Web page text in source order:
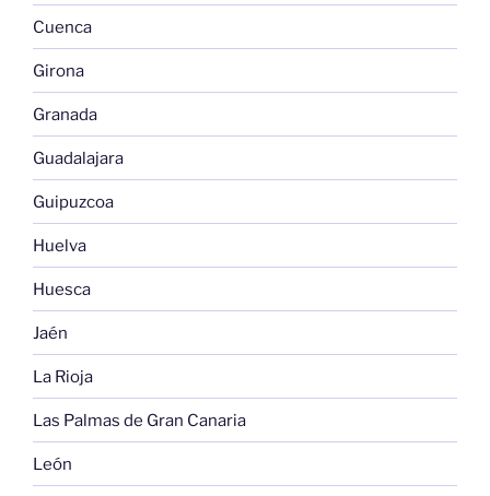
Cuenca
Girona
Granada
Guadalajara
Guipuzcoa
Huelva
Huesca
Jaén
La Rioja
Las Palmas de Gran Canaria
León